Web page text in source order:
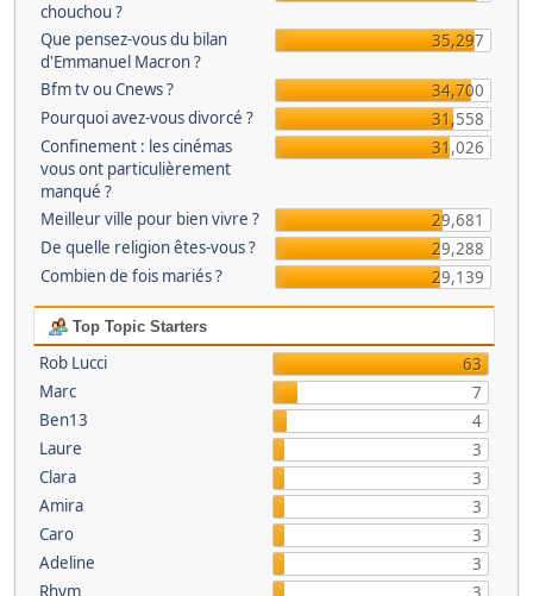
chouchou ?
Que pensez-vous du bilan
d'Emmanuel Macron ?
35,297
Bfm tv ou Cnews ?
34,700
Pourquoi avez-vous divorcé ?
31,558
Confinement : les cinémas
vous ont particulièrement
manqué ?
31,026
Meilleur ville pour bien vivre ?
29,681
De quelle religion êtes-vous ?
29,288
Combien de fois mariés ?
29,139
Top Topic Starters
Rob Lucci
63
Marc
7
Ben13
4
Laure
3
Clara
3
Amira
3
Caro
3
Adeline
3
Rhym